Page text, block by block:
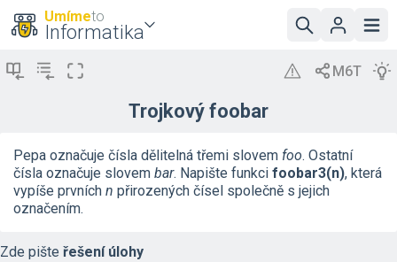
Umímeto
Informatika
Trojkový foobar
Pepa označuje čísla dělitelná třemi slovem foo. Ostatní
čísla označuje slovem bar. Napište funkci foobar3(n), která
vypíše prvních n přirozených čísel společně s jejich
označením.
Zde pište řešení úlohy